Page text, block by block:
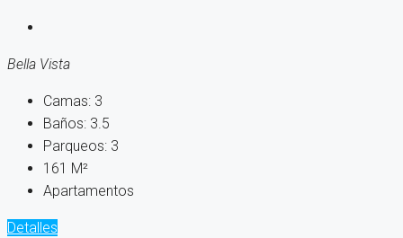
Bella Vista
Camas: 3
Baños: 3.5
Parqueos: 3
161 M²
Apartamentos
Detalles